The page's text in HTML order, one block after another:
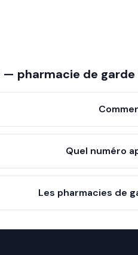
pharmacie de garde
Quel numéro
Les pharmacies de